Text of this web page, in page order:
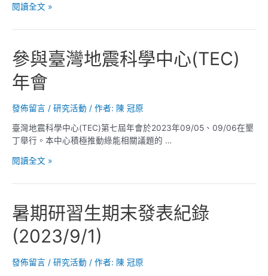
高
大
海
洋
岩
國
研
究
所、
立
灣
大
學
地
質
科
閱讀全文 »
參與臺灣地震科學中心(TEC)
年會
發佈留言 / 研究活動 / 作者: 陳 冠原
臺灣地震科學中心(TEC)第七屆年會於2023年09/05、09/06在墾
丁舉行。本中心積極推動綠能相關議題的 …
參
臺
地
震
科
中
閱讀全文 »
暑期研習生期末發表紀錄
(2023/9/1)
發佈留言 / 研究活動 / 作者: 陳 冠原